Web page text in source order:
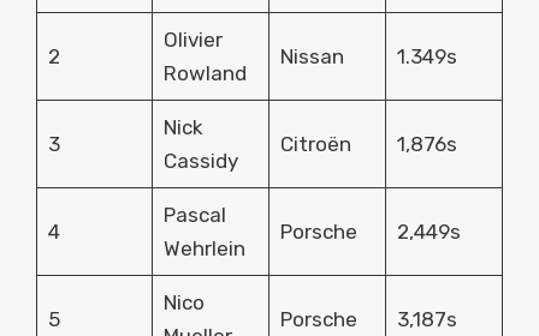
2
Olivier
Rowland
Nissan 1.349s
3
Nick
Cassidy
Citroën 1,876s
4
Pascal
Wehrlein
Porsche 2,449s
5
Nico
Porsche 3,187s